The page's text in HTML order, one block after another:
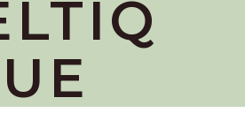
UE